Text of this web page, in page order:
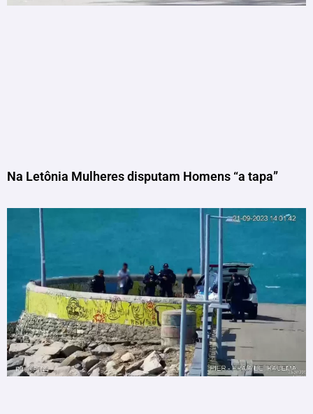
Na Letônia Mulheres disputam Homens “a tapa”